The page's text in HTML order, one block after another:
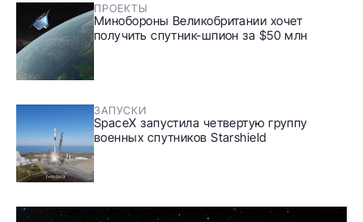
ПРОЕКТЫ
Минобороны Великобритании хочет
получить спутник-шпион за $50 млн
ЗАПУСКИ
SpaceX запустила четвертую группу
военных спутников Starshield